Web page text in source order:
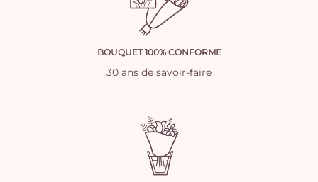
BOUQUET 100% CONFORME
30 ans de savoir-faire